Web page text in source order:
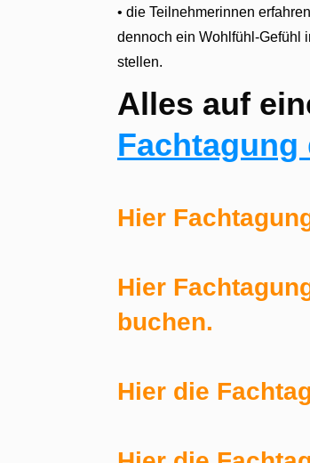
• die Teilnehmerinnen
dennoch ein Wohlfühl-Gefühl
stellen.
Alles auf
Fachtagung
Hier
Hier
buchen.
Hier die